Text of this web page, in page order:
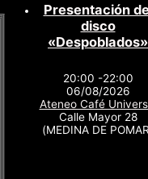
Presentación
disco
«Despoblados»
20:00 -22:00
06/08/2026
Ateneo Café
Calle Mayor 28
(MEDINA DE